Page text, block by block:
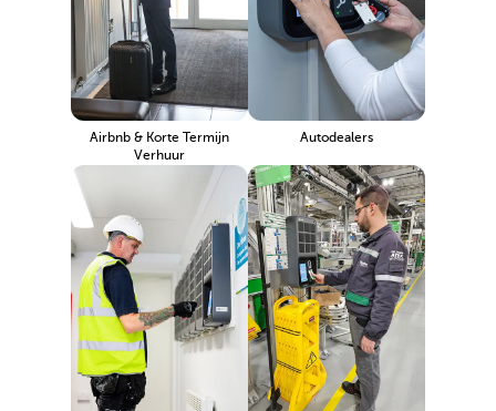
Airbnb & Korte Termijn
Verhuur
Autodealers